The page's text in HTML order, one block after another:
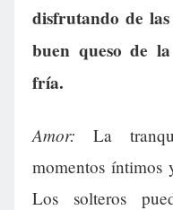
disfrutando de
buen queso de
fría.
Amor: La
momentos íntimos
Los solteros